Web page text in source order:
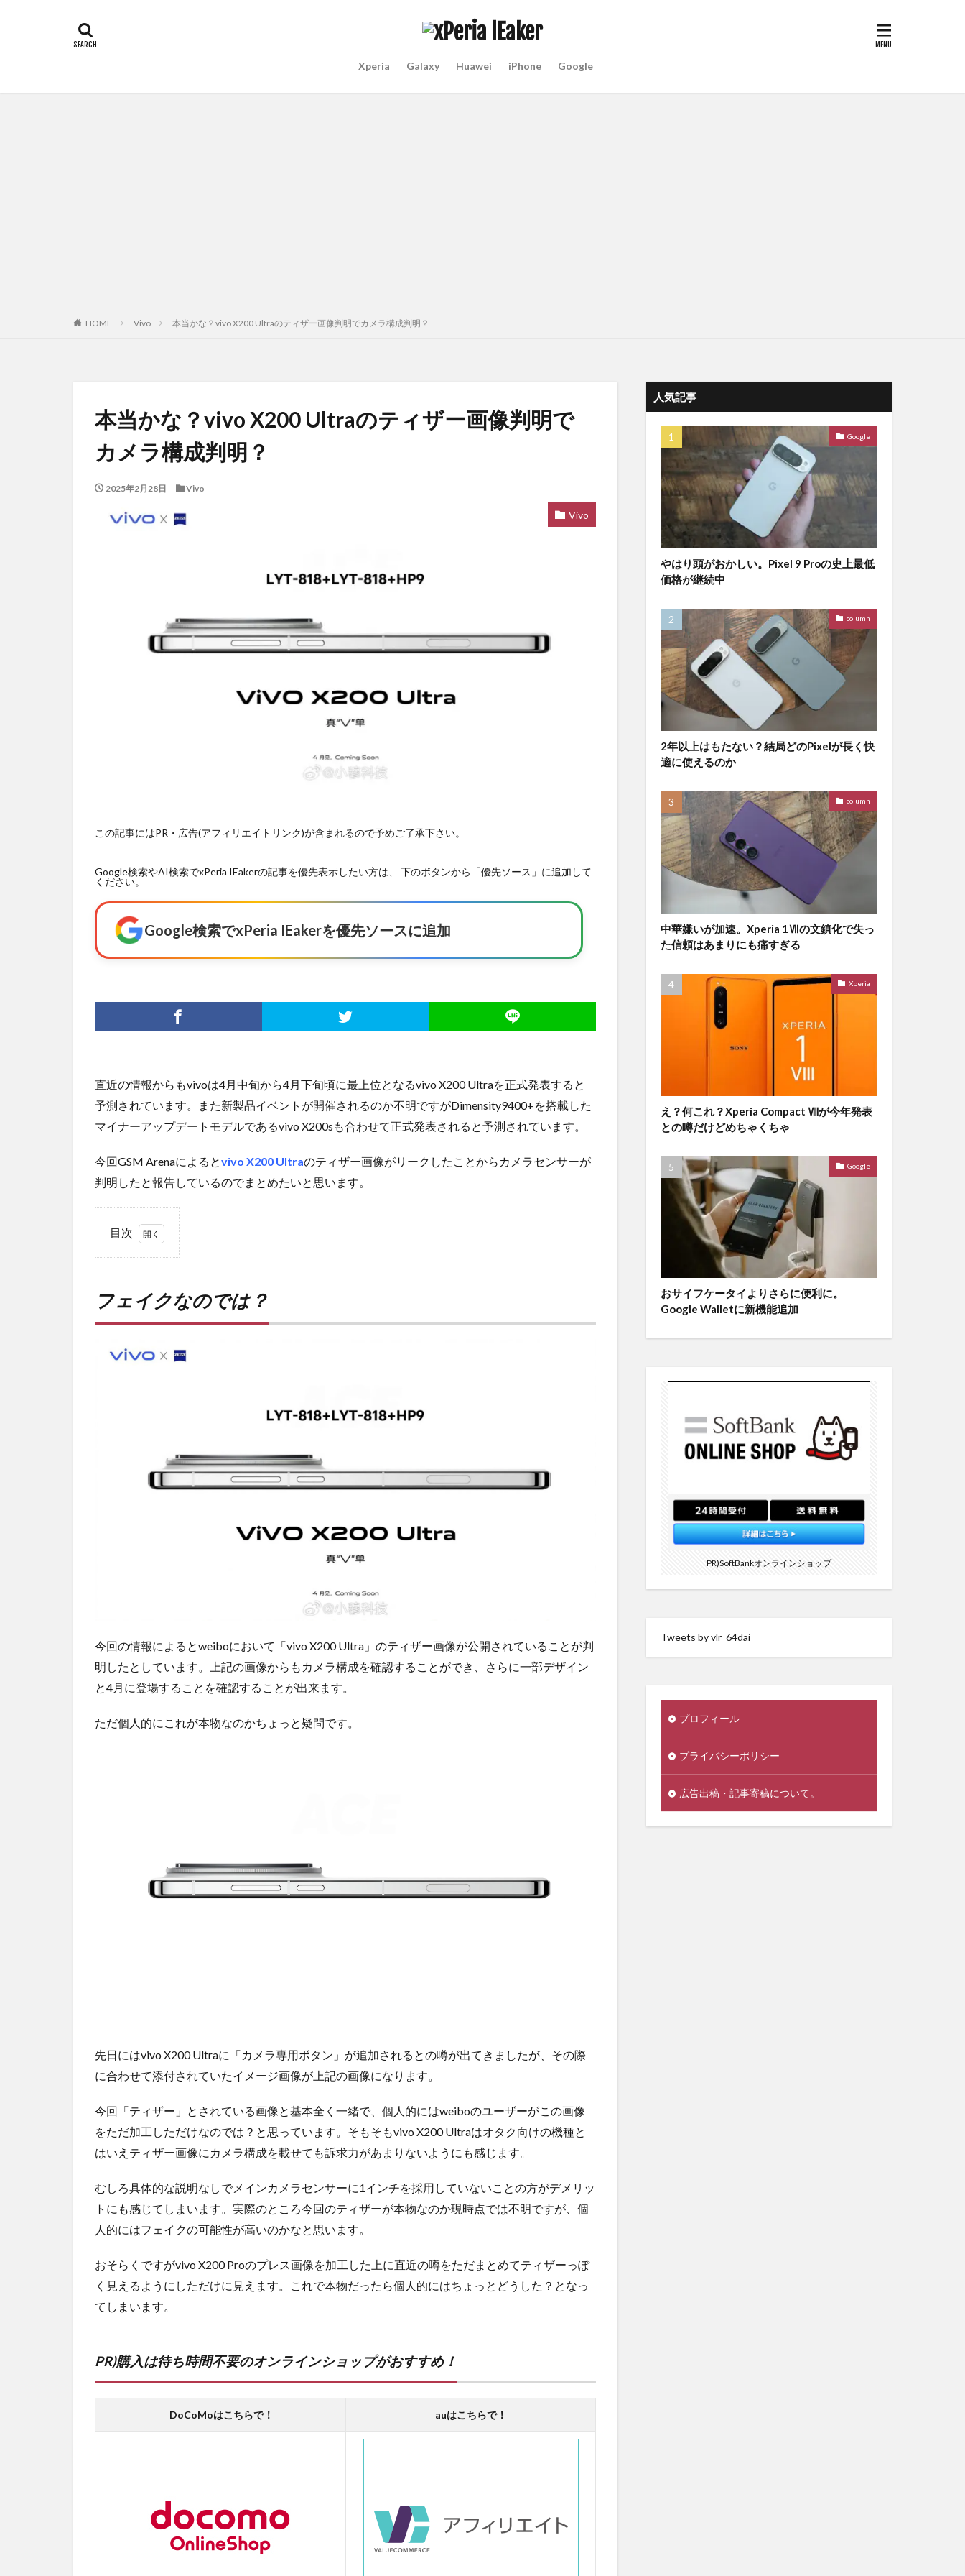
Xperia Galaxy Huawei iPhone Google
HOME Vivo 本当かな？vivo X200 Ultraのティザー画像判明でカメラ構成判明？
本当かな？vivo X200 Ultraのティザー画像判明で
カメラ構成判明？
2025年2月28日 Vivo
Vivo
この記事にはPR・広告(アフィリエイトリンク)が含まれるので予めご了承下さい。
Google検索やAI検索でxPeria IEakerの記事を優先表示したい方は、 下のボタンから「優先ソース」に追加して
ください。
Google検索でxPeria IEakerを優先ソースに追加
直近の情報からもvivoは4月中旬から4月下旬頃に最上位となるvivo X200 Ultraを正式発表すると
予測されています。また新製品イベントが開催されるのか不明ですがDimensity9400+を搭載した
マイナーアップデートモデルであるvivo X200sも合わせて正式発表されると予測されています。
今回GSM Arenaによるとvivo X200 Ultraのティザー画像がリークしたことからカメラセンサーが
判明したと報告しているのでまとめたいと思います。
目次
なの
2
フェイクなのでは？
今回の情報によるとweiboにおいて「vivo X200 Ultra」のティザー画像が公開されていることが判
明したとしています。上記の画像からもカメラ構成を確認することができ、さらに一部デザイン
と4月に登場することを確認することが出来ます。
ただ個人的にこれが本物なのかちょっと疑問です。
先日にはvivo X200 Ultraに「カメラ専用ボタン」が追加されるとの噂が出てきましたが、その際
に合わせて添付されていたイメージ画像が上記の画像になります。
今回「ティザー」とされている画像と基本全く一緒で、個人的にはweiboのユーザーがこの画像
をただ加工しただけなのでは？と思っています。そもそもvivo X200 Ultraはオタク向けの機種と
はいえティザー画像にカメラ構成を載せても訴求力があまりないようにも感じます。
むしろ具体的な説明なしでメインカメラセンサーに1インチを採用していないことの方がデメリッ
トにも感じてしまいます。実際のところ今回のティザーが本物なのか現時点では不明ですが、個
人的にはフェイクの可能性が高いのかなと思います。
おそらくですがvivo X200 Proのプレス画像を加工した上に直近の噂をただまとめてティザーっぽ
く見えるようにしただけに見えます。これで本物だったら個人的にはちょっとどうした？となっ
てしまいます。
PR)購入は待ち時間不要のオンラインショップがおすすめ！
DoCoMoはこちらで！ auはこちらで！
人気記事
Google
やはり頭がおかしい。Pixel 9 Proの史上最低
価格が継続中
column
2年以上はもたない？結局どのPixelが長く快
適に使えるのか
column
中華嫌いが加速。Xperia 1Ⅶの文鎮化で失っ
た信頼はあまりにも痛すぎる
Xperia
え？何これ？Xperia Compact Ⅷが今年発表
との噂だけどめちゃくちゃ
Google
おサイフケータイよりさらに便利に。
Google Walletに新機能追加
PR)SoftBankオンラインショップ
Tweets by vlr_64dai
プロフィール
プライバシーポリシー
広告出稿・記事寄稿について。